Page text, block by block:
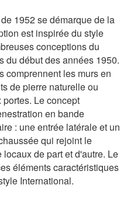
1952 se démarque de la
est inspirée du style
conceptions du
du début des années 1950.
comprennent les murs en
de pierre naturelle ou
Le concept
en bande
: une entrée latérale et un
qui rejoint le
de part et d'autre. Le
éléments caractéristiques
International.